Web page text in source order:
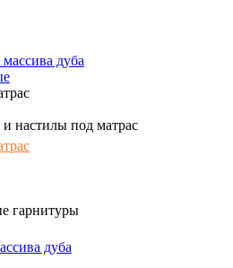
дуба
настилы под матрас
гарнитуры
дуба